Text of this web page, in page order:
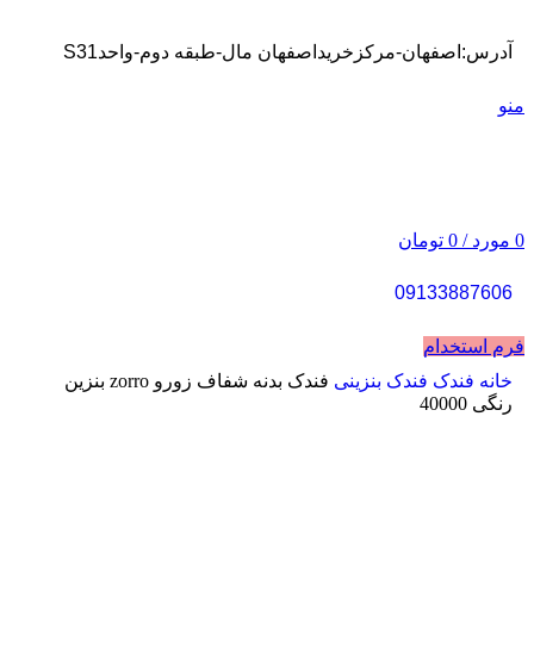
آدرس:اصفهان-مرکزخریداصفهان مال-طبقه دوم-واحدS31
منو
0 مورد /
0 تومان
09133887606
فرم استخدام
خانه فندک فندک بنزینی
فندک بدنه شفاف زورو zorro بنزین
رنگی 40000